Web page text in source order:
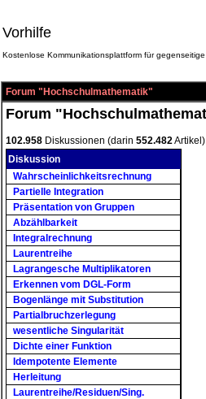
Vorhilfe
Kostenlose Kommunikationsplattform für
Forum "Hochschulmathematik"
Forum
102.958 Diskussionen (darin 552.482
Diskussion
Wahrscheinlichkeitsrechnung
Partielle Integration
Präsentation von Gruppen
Abzählbarkeit
Integralrechnung
Laurentreihe
Lagrangesche Multiplikatoren
Erkennen vom DGL-Form
Bogenlänge mit Substitution
Partialbruchzerlegung
wesentliche Singularität
Dichte einer Funktion
Idempotente Elemente
Herleitung
Laurentreihe/Residuen/Sing.